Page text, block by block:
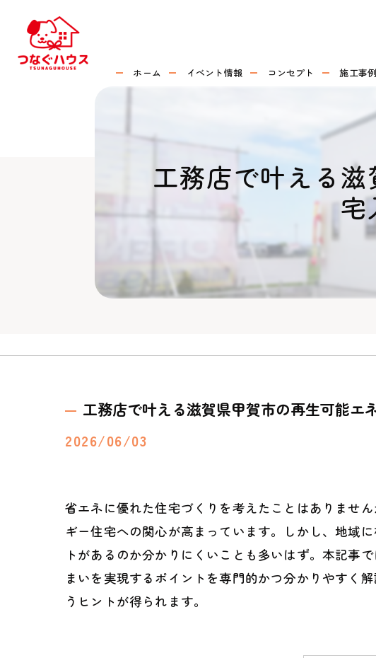
ホーム イベント情報 コンセプト 施工事例
工務店で叶える
宅
工務店で叶える滋賀県甲賀市の再生可能エ
2026/06/03
省エネに優れた住宅づくりを考えたことはありませ
ギー住宅への関心が高まっています。しかし、地域
トがあるのか分かりにくいことも多いはず。本記事
まいを実現するポイントを専門的かつ分かりやすく
うヒントが得られます。